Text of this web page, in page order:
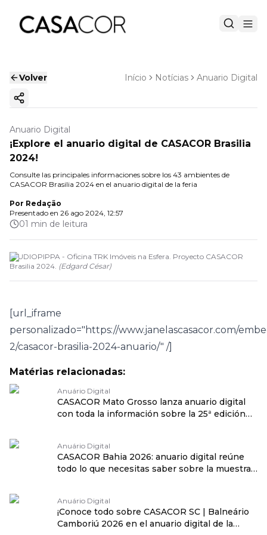
Volver Início Notícias Anuario Digital
Copiar enlace
Anuario Digital
¡Explore el anuario digital de CASACOR Brasilia
2024!
Consulte las principales informaciones sobre los 43 ambientes de
CASACOR Brasilia 2024 en el anuario digital de la feria
Por Redação
Presentado en 26 ago 2024, 12:57
01 min de leitura
STUDIOPIPPA - Oficina TRK Imóveis na Esfera. Proyecto CASACOR
Brasilia 2024. (Edgard César)
[url_iframe
personalizado="https://www.janelascasacor.com/
2/casacor-brasilia-2024-anuario/" /]
Matérias relacionadas:
Anuário Digital
CASACOR Mato Grosso lanza anuario digital
con toda la información sobre la 25ª edición
Anuário Digital
CASACOR Bahia 2026: anuario digital reúne
todo lo que necesitas saber sobre la muestra
Anuário Digital
¡Conoce todo sobre CASACOR SC | Balneário
Camboriú 2026 en el anuario digital de la